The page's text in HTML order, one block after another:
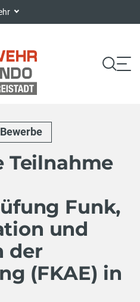
Teilnahme
Funk,
und
der
(FKAE) in